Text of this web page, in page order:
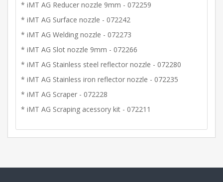
* iMT AG Reducer nozzle 9mm - 072259
* iMT AG Surface nozzle - 072242
* iMT AG Welding nozzle - 072273
* iMT AG Slot nozzle 9mm - 072266
* iMT AG Stainless steel reflector nozzle - 072280
* iMT AG Stainless iron reflector nozzle - 072235
* iMT AG Scraper - 072228
* iMT AG Scraping acessory kit - 072211